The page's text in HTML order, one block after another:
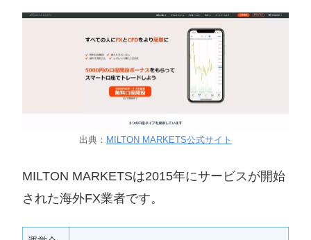
出典： MILTON MARKETS公式サイト
MILTON MARKETSは2015年にサービスが開始
された海外FX業者です。